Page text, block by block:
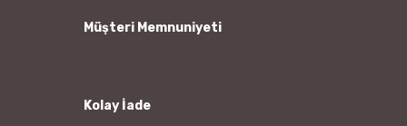
Müşteri Memnuniyeti
Kolay İade